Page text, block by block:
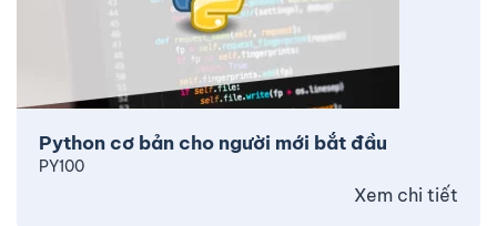
Python cơ bản cho người mới bắt đầu
PY100
Xem chi tiết